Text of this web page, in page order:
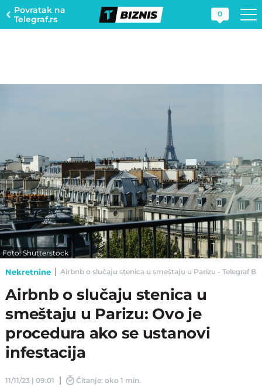
Povratak na
Telegraf.rs
0
Foto: Shutterstock
Nekretnine Airbnb o slučaju stenica u smeštaju u Parizu - Telegraf
Airbnb o slučaju stenica u
smeštaju u Parizu: Ovo je
procedura ako se ustanovi
infestacija
11/11/23 | 09:01 Čitanje: oko 1 min.